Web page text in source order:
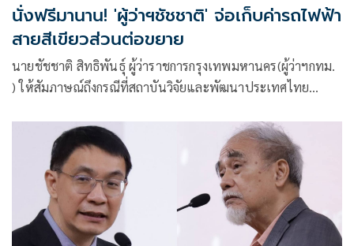
นั่งฟรีมานาน! 'ผู้ว่าฯชัชชาติ' จ่อเก็บค่ารถไฟฟ้า
สายสีเขียวส่วนต่อขยาย
นายชัชชาติ สิทธิพันธุ์ ผู้ว่าราชการกรุงเทพมหานคร(ผู้ว่าฯกทม.
) ให้สัมภาษณ์ถึงกรณีที่สถาบันวิจัยและพัฒนาประเทศไทย
เขียวส่วนต่อขยาย ส่วนเหนือ ช่วงหมอชิต-คูคต และส่วนใต้ ช่วง
สำโรง-สมุทรปราการ